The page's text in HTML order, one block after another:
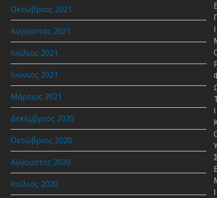
Οκτώβριος 2021
Αύγουστος 2021
Ιούλιος 2021
Ιούνιος 2021
Μάρτιος 2021
Δεκέμβριος 2020
Οκτώβριος 2020
Αύγουστος 2020
Ιούλιος 2020
Ι
Ι
Ι